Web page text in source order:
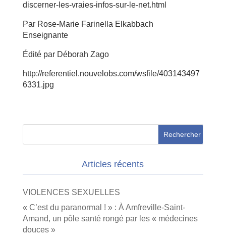
discerner-les-vraies-infos-sur-le-net.html
Par Rose-Marie Farinella Elkabbach
Enseignante
Édité par Déborah Zago
http://referentiel.nouvelobs.com/wsfile/403143497
6331.jpg
Articles récents
VIOLENCES SEXUELLES
« C’est du paranormal ! » : À Amfreville-Saint-
Amand, un pôle santé rongé par les « médecines
douces »